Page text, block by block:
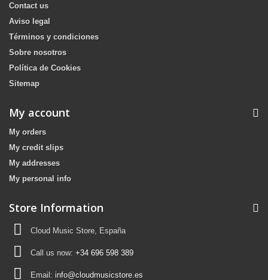
Contact us
Aviso legal
Términos y condiciones
Sobre nosotros
Política de Cookies
Sitemap
My account
My orders
My credit slips
My addresses
My personal info
Store Information
Cloud Music Store, España
Call us now: +34 696 598 389
Email: info@cloudmusicstore.es